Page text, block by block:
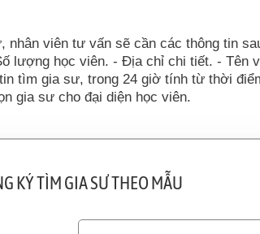
viên tư vấn sẽ cần các thông tin
lượng học viên. - Địa chỉ chi tiết. - Tên
tìm gia sư, trong 24 giờ tính từ thời
gia sư cho đại diện học viên.
KÝ TÌM GIA SƯ THEO MẪU